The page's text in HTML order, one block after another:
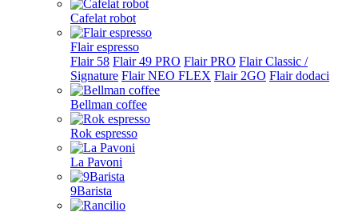
Cafelat robot
Flair espresso
Flair 58 Flair 49 PRO Flair PRO Flair Classic /
Signature Flair NEO FLEX Flair 2GO Flair dodaci
Bellman coffee
Rok espresso
La Pavoni
9Barista